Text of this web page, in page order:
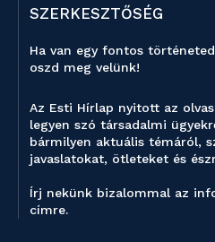
SZERKESZTŐSÉG
Ha van egy fontos
oszd meg velünk!
Az Esti Hírlap nyitott az
legyen szó társadalmi
bármilyen aktuális témáról,
javaslatokat, ötleteket és
Írj nekünk bizalommal az
címre.